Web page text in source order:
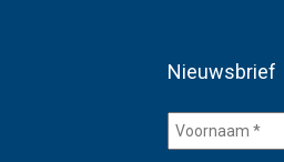
Nieuwsbrief
Voornaam